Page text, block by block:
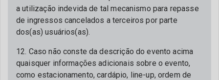
a utilização indevida de tal mecanismo para repasse
de ingressos cancelados a terceiros por parte
dos(as) usuários(as).
12. Caso não conste da descrição do evento acima
quaisquer informações adicionais sobre o evento,
como estacionamento, cardápio, line-up, ordem de